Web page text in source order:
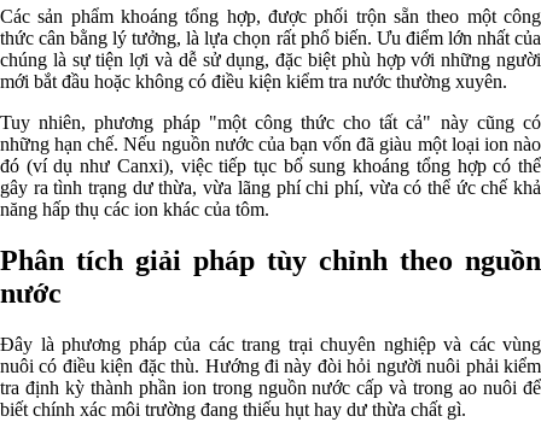
Các sản phẩm khoáng tổng hợp, được phối trộn sẵn theo một công
thức cân bằng lý tưởng, là lựa chọn rất phổ biến. Ưu điểm lớn nhất của
chúng là sự tiện lợi và dễ sử dụng, đặc biệt phù hợp với những người
mới bắt đầu hoặc không có điều kiện kiểm tra nước thường xuyên.
Tuy nhiên, phương pháp "một công thức cho tất cả" này cũng có
những hạn chế. Nếu nguồn nước của bạn vốn đã giàu một loại ion nào
đó (ví dụ như Canxi), việc tiếp tục bổ sung khoáng tổng hợp có thể
gây ra tình trạng dư thừa, vừa lãng phí chi phí, vừa có thể ức chế khả
năng hấp thụ các ion khác của tôm.
Phân tích giải pháp tùy chỉnh theo nguồn
nước
Đây là phương pháp của các trang trại chuyên nghiệp và các vùng
nuôi có điều kiện đặc thù. Hướng đi này đòi hỏi người nuôi phải kiểm
tra định kỳ thành phần ion trong nguồn nước cấp và trong ao nuôi để
biết chính xác môi trường đang thiếu hụt hay dư thừa chất gì.